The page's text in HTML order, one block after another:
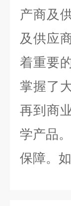
产商及
及供应
着重要
掌握了
再到商
学产品
保障。